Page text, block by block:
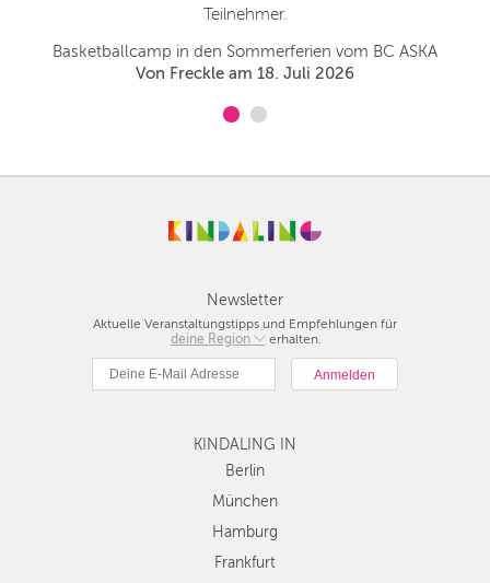
Teilnehmer.
Basketballcamp in den Sommerferien vom BC ASKA
Von Freckle am 18. Juli 2026
Newsletter
Aktuelle Veranstaltungstipps und Empfehlungen für
deine Region
Berlin
Hamburg
Köln
Düsseldorf
Stuttgart
Essen
erhalten.
KINDALING IN
Berlin
München
Hamburg
Frankfurt